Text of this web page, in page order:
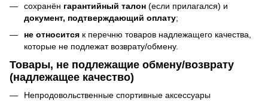
сохранён гарантийный талон (если прилагался) и
документ, подтверждающий оплату;
не относится к перечню товаров надлежащего качества,
которые не подлежат возврату/обмену.
Товары, не подлежащие обмену/возврату
(надлежащее качество)
Непродовольственные спортивные аксессуары